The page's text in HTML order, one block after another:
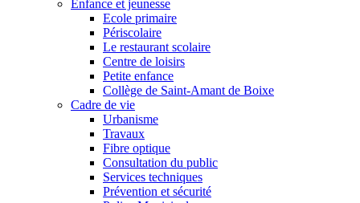
Enfance et jeunesse
Ecole primaire
Périscolaire
Le restaurant scolaire
Centre de loisirs
Petite enfance
Collège de Saint-Amant de Boixe
Cadre de vie
Urbanisme
Travaux
Fibre optique
Consultation du public
Services techniques
Prévention et sécurité